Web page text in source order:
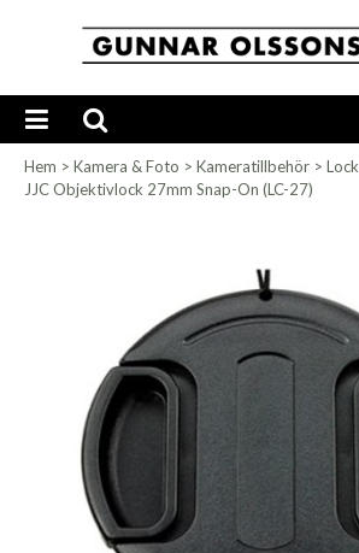
Hem > Kamera & Foto > Kameratillbehör > Lock
JJC Objektivlock 27mm Snap-On (LC-27)